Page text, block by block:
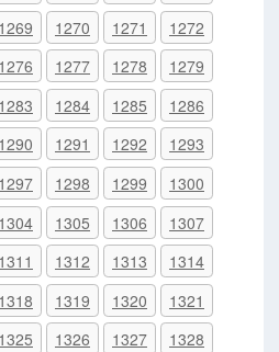
1269 1270 1271
1272
1276 1277 1278
1279
1283 1284 1285
1286
1290 1291 1292
1293
1297 1298 1299
1300
1304 1305 1306
1307
1311 1312 1313
1314
1318 1319 1320
1321
1325 1326 1327
1328